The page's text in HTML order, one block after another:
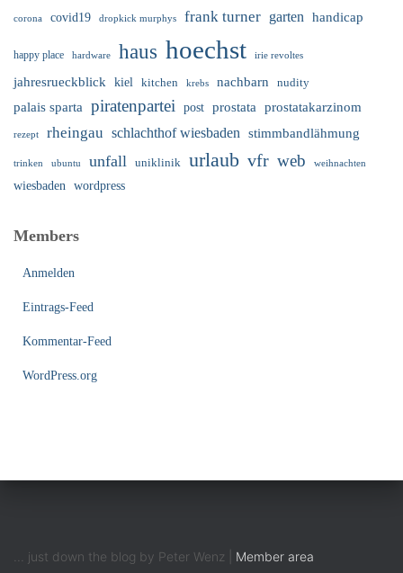
corona covid19 dropkick murphys frank turner garten handicap
happy place hardware haus hoechst irie revoltes
jahresrueckblick kiel kitchen krebs nachbarn nudity
palais sparta piratenpartei post prostata prostatakarzinom
rezept rheingau schlachthof wiesbaden stimmbandlähmung
trinken ubuntu unfall uniklinik urlaub vfr web weihnachten
wiesbaden wordpress
Members
Anmelden
Eintrags-Feed
Kommentar-Feed
WordPress.org
... just down the blog by Peter Wenz | Member area